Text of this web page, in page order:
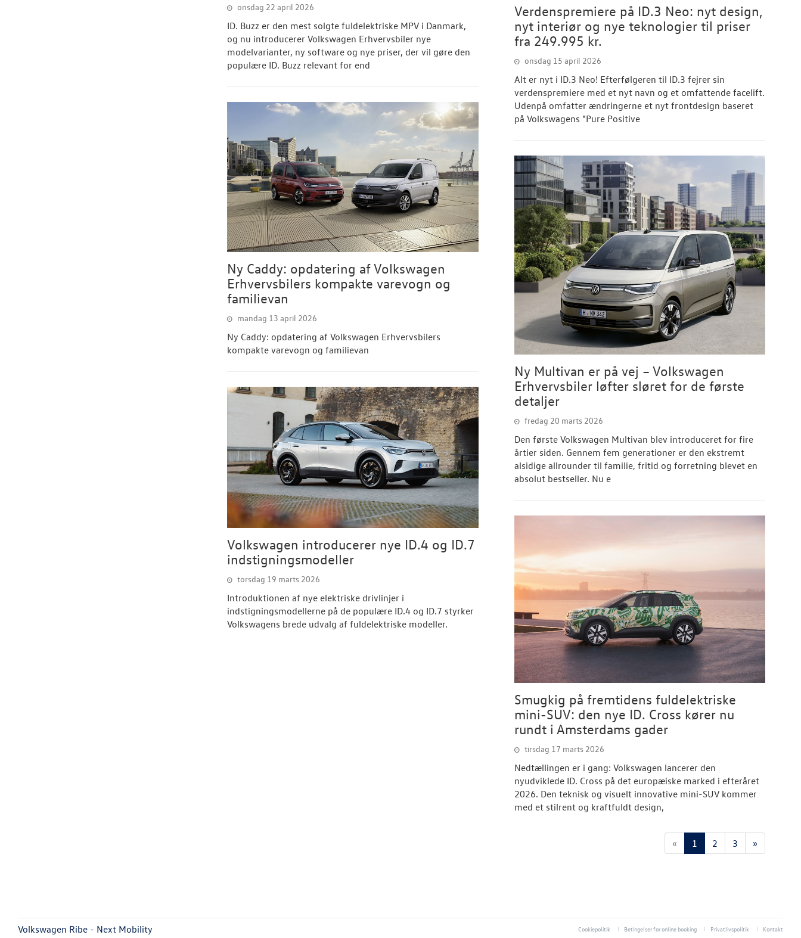
onsdag 22 april 2026
ID. Buzz er den mest solgte fuldelektriske MPV i Danmark,
og nu introducerer Volkswagen Erhvervsbiler nye
modelvarianter, ny software og nye priser, der vil gøre den
populære ID. Buzz relevant for end
Ny Caddy: opdatering af Volkswagen
Erhvervsbilers kompakte varevogn og
familievan
mandag 13 april 2026
Ny Caddy: opdatering af Volkswagen Erhvervsbilers
kompakte varevogn og familievan
Volkswagen introducerer nye ID.4 og ID.7
indstigningsmodeller
torsdag 19 marts 2026
Introduktionen af nye elektriske drivlinjer i
indstigningsmodellerne på de populære ID.4 og ID.7 styrker
Volkswagens brede udvalg af fuldelektriske modeller.
Verdenspremiere på ID.3 Neo: nyt design,
nyt interiør og nye teknologier til priser
fra 249.995 kr.
onsdag 15 april 2026
Alt er nyt i ID.3 Neo! Efterfølgeren til ID.3 fejrer sin
verdenspremiere med et nyt navn og et omfattende facelift.
Udenpå omfatter ændringerne et nyt frontdesign baseret
på Volkswagens "Pure Positive
Ny Multivan er på vej – Volkswagen
Erhvervsbiler løfter sløret for de første
detaljer
fredag 20 marts 2026
Den første Volkswagen Multivan blev introduceret for fire
årtier siden. Gennem fem generationer er den ekstremt
alsidige allrounder til familie, fritid og forretning blevet en
absolut bestseller. Nu e
Smugkig på fremtidens fuldelektriske
mini-SUV: den nye ID. Cross kører nu
rundt i Amsterdams gader
tirsdag 17 marts 2026
Nedtællingen er i gang: Volkswagen lancerer den
nyudviklede ID. Cross på det europæiske marked i efteråret
2026. Den teknisk og visuelt innovative mini-SUV kommer
med et stilrent og kraftfuldt design,
« 1 2 3 »
Volkswagen Ribe - Next Mobility Cookiepolitik Betingelser for online booking Privatlivspolitik Kontakt